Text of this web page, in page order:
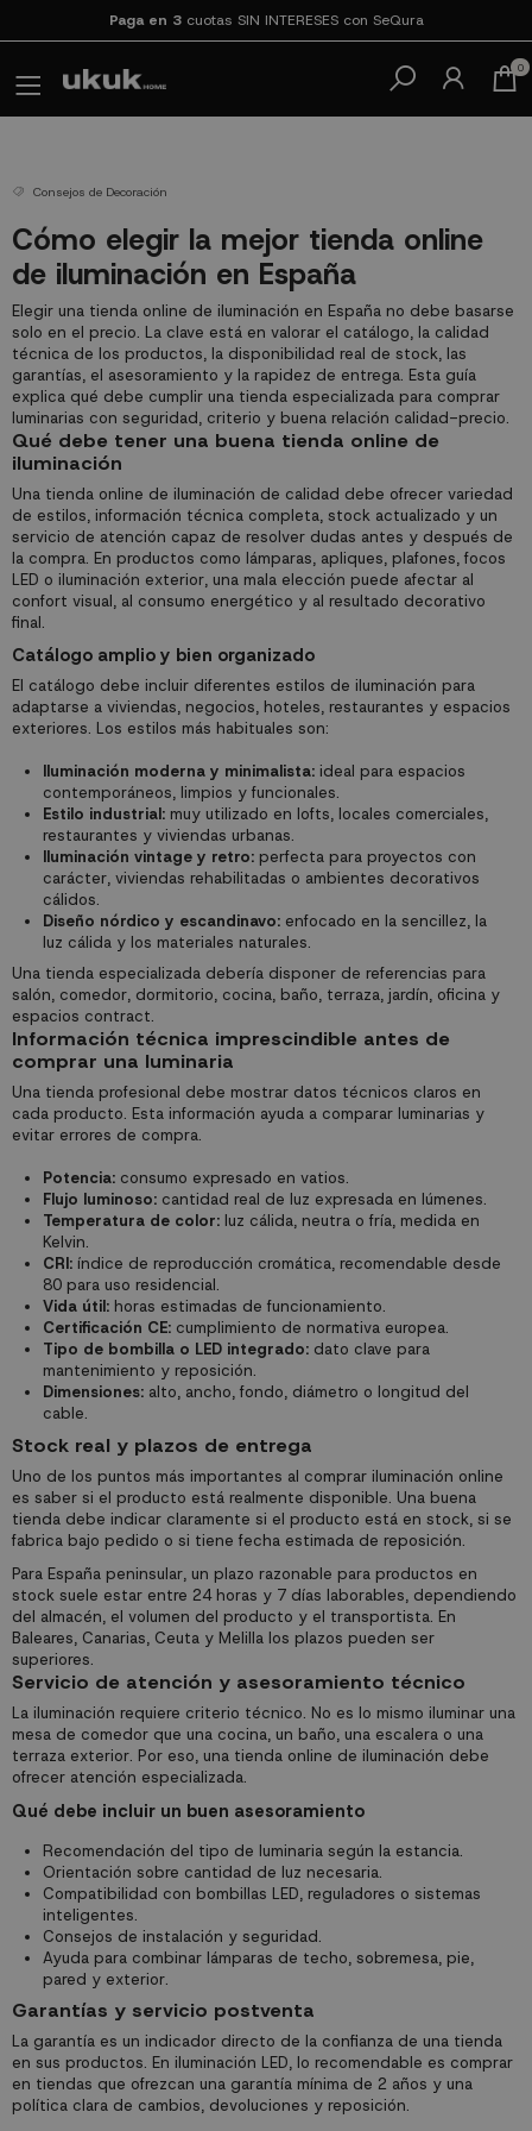
Paga en 3cuotas SIN INTERESES con SeQura
0
Consejos de Decoración
Cómo elegir la mejor tienda online
de iluminación en España
Elegir una tienda online de iluminación en España no debe basarse
solo en el precio. La clave está en valorar el catálogo, la calidad
técnica de los productos, la disponibilidad real de stock, las
garantías, el asesoramiento y la rapidez de entrega. Esta guía
explica qué debe cumplir una tienda especializada para comprar
luminarias con seguridad, criterio y buena relación calidad-precio.
Qué debe tener una buena tienda online de
iluminación
Una tienda online de iluminación de calidad debe ofrecer variedad
de estilos, información técnica completa, stock actualizado y un
servicio de atención capaz de resolver dudas antes y después de
la compra. En productos como lámparas, apliques, plafones, focos
LED o iluminación exterior, una mala elección puede afectar al
confort visual, al consumo energético y al resultado decorativo
final.
Catálogo amplio y bien organizado
El catálogo debe incluir diferentes estilos de iluminación para
adaptarse a viviendas, negocios, hoteles, restaurantes y espacios
exteriores. Los estilos más habituales son:
Iluminación moderna y minimalista:ideal para espacios
contemporáneos, limpios y funcionales.
Estilo industrial:muy utilizado en lofts, locales comerciales,
restaurantes y viviendas urbanas.
Iluminación vintage y retro:perfecta para proyectos con
carácter, viviendas rehabilitadas o ambientes decorativos
cálidos.
Diseño nórdico y escandinavo:enfocado en la sencillez, la
luz cálida y los materiales naturales.
Una tienda especializada debería disponer de referencias para
salón, comedor, dormitorio, cocina, baño, terraza, jardín, oficina y
espacios contract.
Información técnica imprescindible antes de
comprar una luminaria
Una tienda profesional debe mostrar datos técnicos claros en
cada producto. Esta información ayuda a comparar luminarias y
evitar errores de compra.
Potencia:consumo expresado en vatios.
Flujo luminoso:cantidad real de luz expresada en lúmenes.
Temperatura de color:luz cálida, neutra o fría, medida en
Kelvin.
CRI:índice de reproducción cromática, recomendable desde
80 para uso residencial.
Vida útil:horas estimadas de funcionamiento.
Certificación CE:cumplimiento de normativa europea.
Tipo de bombilla o LED integrado:dato clave para
mantenimiento y reposición.
Dimensiones:alto, ancho, fondo, diámetro o longitud del
cable.
Stock real y plazos de entrega
Uno de los puntos más importantes al comprar iluminación online
es saber si el producto está realmente disponible. Una buena
tienda debe indicar claramente si el producto está en stock, si se
fabrica bajo pedido o si tiene fecha estimada de reposición.
Para España peninsular, un plazo razonable para productos en
stock suele estar entre 24 horas y 7 días laborables, dependiendo
del almacén, el volumen del producto y el transportista. En
Baleares, Canarias, Ceuta y Melilla los plazos pueden ser
superiores.
Servicio de atención y asesoramiento técnico
La iluminación requiere criterio técnico. No es lo mismo iluminar una
mesa de comedor que una cocina, un baño, una escalera o una
terraza exterior. Por eso, una tienda online de iluminación debe
ofrecer atención especializada.
Qué debe incluir un buen asesoramiento
Recomendación del tipo de luminaria según la estancia.
Orientación sobre cantidad de luz necesaria.
Compatibilidad con bombillas LED, reguladores o sistemas
inteligentes.
Consejos de instalación y seguridad.
Ayuda para combinar lámparas de techo, sobremesa, pie,
pared y exterior.
Garantías y servicio postventa
La garantía es un indicador directo de la confianza de una tienda
en sus productos. En iluminación LED, lo recomendable es comprar
en tiendas que ofrezcan una garantía mínima de 2 años y una
política clara de cambios, devoluciones y reposición.